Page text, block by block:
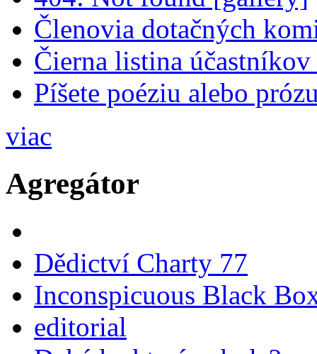
Členovia dotačných
Čierna listina
Píšete poéziu alebo
viac
Agregátor
Dědictví Charty 77
Inconspicuous Black
editorial